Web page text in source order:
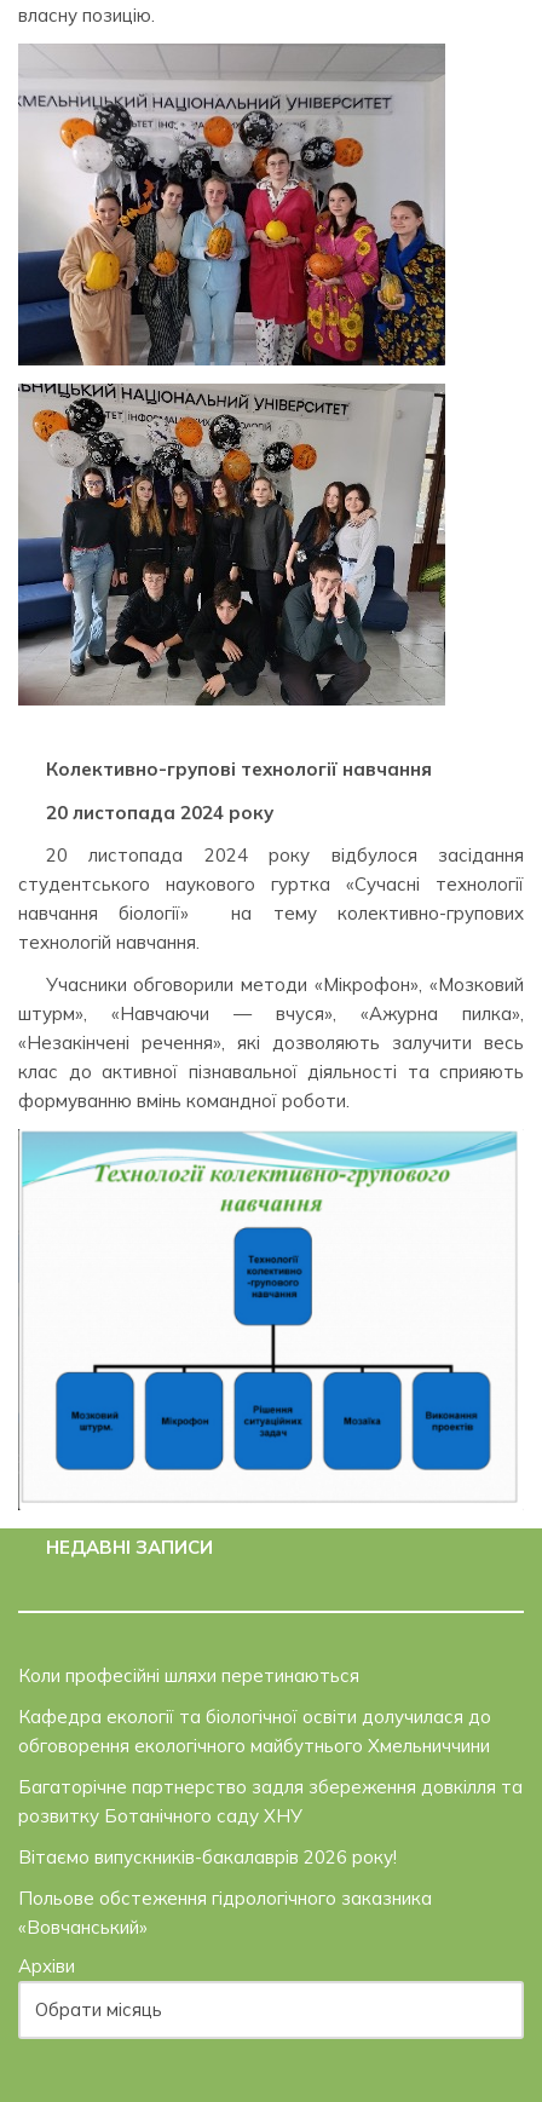
власну позицію.
Колективно-групові технології навчання
20 листопада 2024 року
20 листопада 2024 року відбулося засідання
студентського наукового гуртка «Сучасні технології
навчання біології» на тему колективно-групових
технологій навчання.
Учасники обговорили методи «Мікрофон», «Мозковий
штурм», «Навчаючи — вчуся», «Ажурна пилка»,
«Незакінчені речення», які дозволяють залучити весь
клас до активної пізнавальної діяльності та сприяють
формуванню вмінь командної роботи.
НЕДАВНІ ЗАПИСИ
Коли професійні шляхи перетинаються
Кафедра екології та біологічної освіти долучилася до
обговорення екологічного майбутнього Хмельниччини
Багаторічне партнерство задля збереження довкілля та
розвитку Ботанічного саду ХНУ
Вітаємо випускників-бакалаврів 2026 року!
Польове обстеження гідрологічного заказника
«Вовчанський»
Архіви